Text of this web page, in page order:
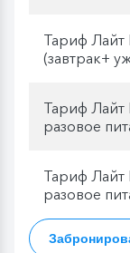
Тариф Лайт
(завтрак+
Тариф Лайт
разовое
Тариф Лайт
разовое